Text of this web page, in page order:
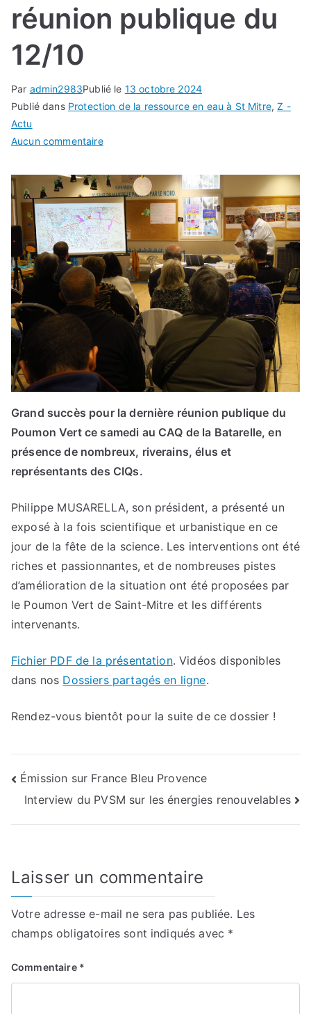
réunion publique du
12/10
Par admin2983Publié le 13 octobre 2024
Publié dans Protection de la ressource en eau à St Mitre,Z -
Actu
Aucun commentairesur
rendu
réunion
publique
du
12/10
Grand succès pour la dernière réunion publique du
Poumon Vert ce samedi au CAQ de la Batarelle, en
présence de nombreux, riverains, élus et
représentants des CIQs.
Philippe MUSARELLA, son président, a présenté un
exposé à la fois scientifique et urbanistique en ce
jour de la fête de la science. Les interventions ont été
riches et passionnantes, et de nombreuses pistes
d’amélioration de la situation ont été proposées par
le Poumon Vert de Saint-Mitre et les différents
intervenants.
Fichier PDF de la présentation. Vidéos disponibles
dans nos Dossiers partagés en ligne.
Rendez-vous bientôt pour la suite de ce dossier !
Navigation
de
Émission sur France Bleu Provence
Interview du PVSM sur les énergies renouvelables
Laisser un commentaire
Votre adresse e-mail ne sera pas publiée. Les
champs obligatoires sont indiqués avec *
Commentaire *